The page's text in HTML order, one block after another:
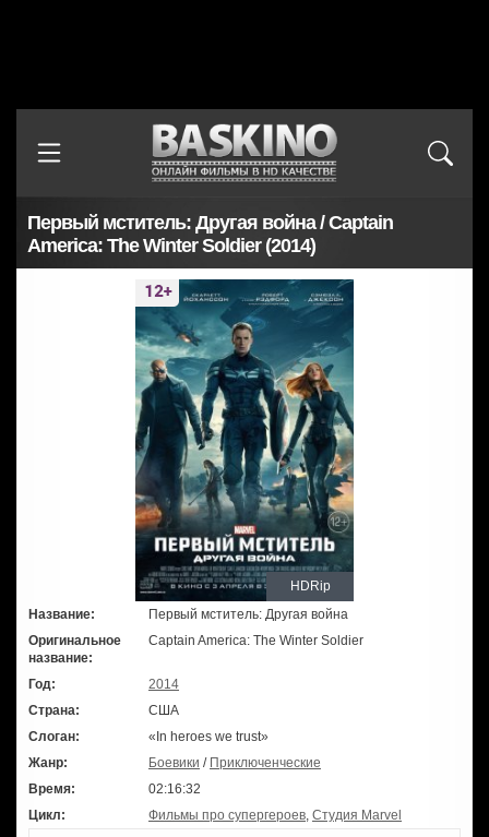
Первый мститель: Другая война / Captain
America: The Winter Soldier (2014)
HDRip
Название:
Первый мститель: Другая война
Оригинальное
название:
Captain America: The Winter Soldier
Год:
2014
Страна:
США
Слоган:
«In heroes we trust»
Жанр:
Боевики / Приключенческие
Время:
02:16:32
Цикл:
Фильмы про супергероев Студия Marvel